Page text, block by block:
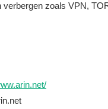
zoals VPN,